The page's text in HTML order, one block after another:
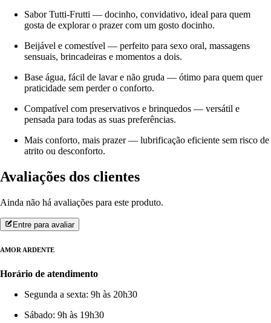
Sabor Tutti-Frutti — docinho, convidativo, ideal para quem
gosta de explorar o prazer com um gosto docinho.
Beijável e comestível — perfeito para sexo oral, massagens
sensuais, brincadeiras e momentos a dois.
Base água, fácil de lavar e não gruda — ótimo para quem quer
praticidade sem perder o conforto.
Compatível com preservativos e brinquedos — versátil e
pensada para todas as suas preferências.
Mais conforto, mais prazer — lubrificação eficiente sem risco de
atrito ou desconforto.
Avaliações dos clientes
Ainda não há avaliações para este produto.
Entre para avaliar
AMOR ARDENTE
Horário de atendimento
Segunda a sexta: 9h às 20h30
Sábado: 9h às 19h30